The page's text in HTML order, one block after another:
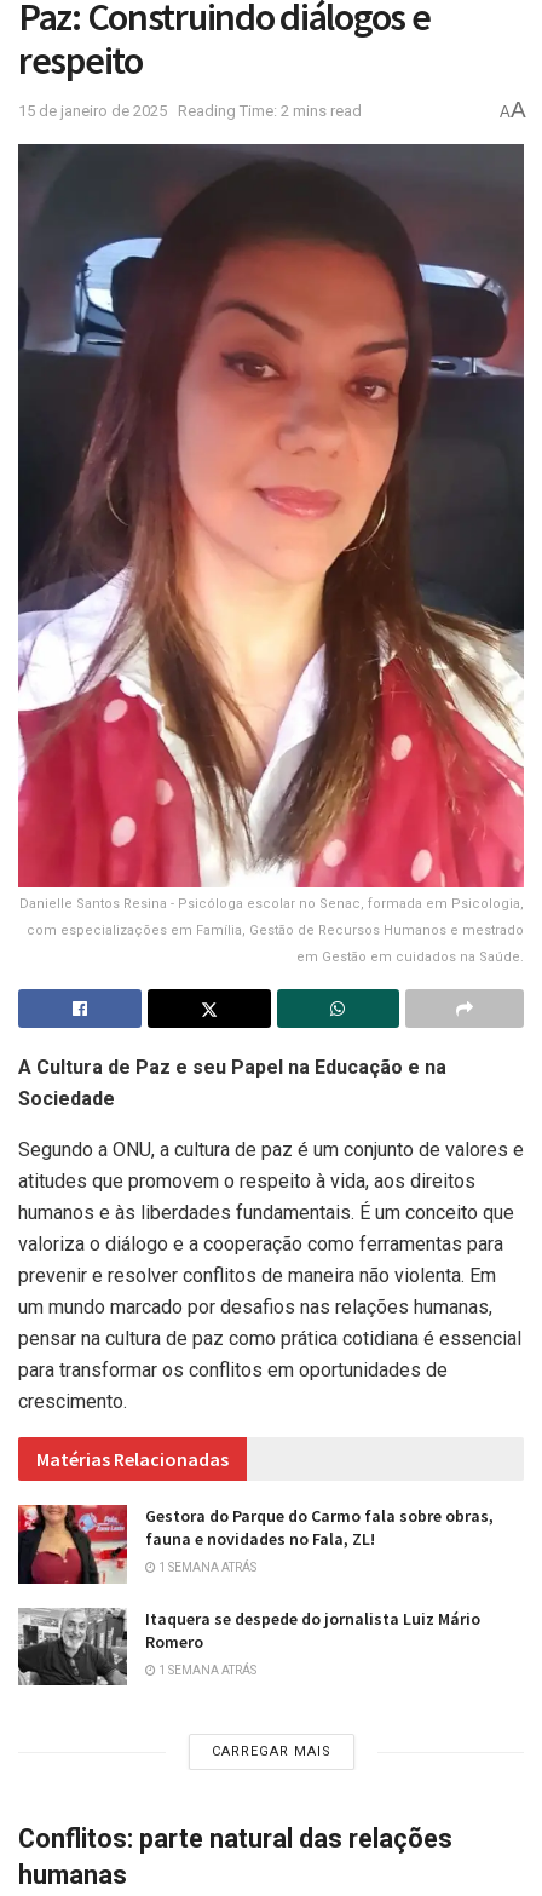
Paz: Construindo diálogos e
respeito
15 de janeiro de 2025 Reading Time: 2 mins read AA
Danielle Santos Resina - Psicóloga escolar no Senac, formada em Psicologia,
com especializações em Família, Gestão de Recursos Humanos e mestrado
em Gestão em cuidados na Saúde.
A Cultura de Paz e seu Papel na Educação e na
Sociedade
Segundo a ONU, a cultura de paz é um conjunto de valores e
atitudes que promovem o respeito à vida, aos direitos
humanos e às liberdades fundamentais. É um conceito que
valoriza o diálogo e a cooperação como ferramentas para
prevenir e resolver conflitos de maneira não violenta. Em
um mundo marcado por desafios nas relações humanas,
pensar na cultura de paz como prática cotidiana é essencial
para transformar os conflitos em oportunidades de
crescimento.
Matérias Relacionadas
Gestora do Parque do Carmo fala sobre obras,
fauna e novidades no Fala, ZL!
1 SEMANA ATRÁS
Itaquera se despede do jornalista Luiz Mário
Romero
1 SEMANA ATRÁS
CARREGAR MAIS
Conflitos: parte natural das relações
humanas